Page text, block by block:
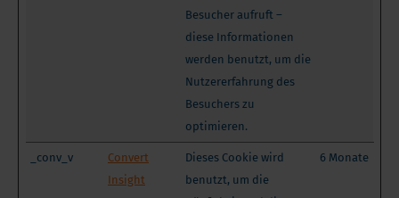
Besucher aufruft –
diese Informationen
werden benutzt, um die
Nutzererfahrung des
Besuchers zu
optimieren.
_conv_v
Convert
Insight
Dieses Cookie wird
benutzt, um die
6 Monate